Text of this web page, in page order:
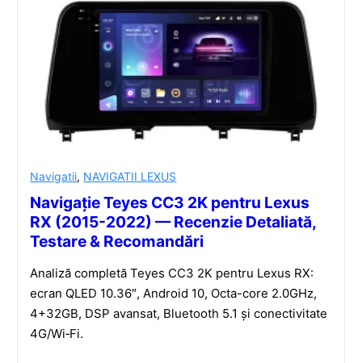
Navigatii, NAVIGATII LEXUS
Navigație Teyes CC3 2K pentru Lexus
RX (2015-2022) — Recenzie Detaliată,
Testare & Recomandări
Analiză completă Teyes CC3 2K pentru Lexus RX:
ecran QLED 10.36″, Android 10, Octa-core 2.0GHz,
4+32GB, DSP avansat, Bluetooth 5.1 și conectivitate
4G/Wi‑Fi.